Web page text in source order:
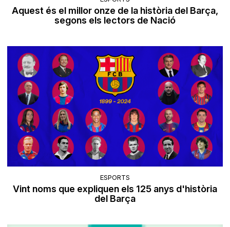
Aquest és el millor onze de la història del Barça,
segons els lectors de Nació
ESPORTS
Vint noms que expliquen els 125 anys d'història
del Barça